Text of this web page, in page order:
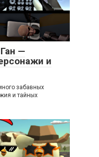
—
и
забавных
и тайных